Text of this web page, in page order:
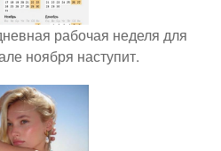
рабочая неделя для
ноября наступит.